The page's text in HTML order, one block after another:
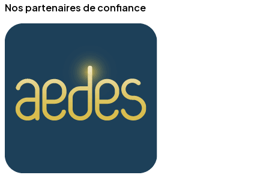
Nos partenaires de confiance